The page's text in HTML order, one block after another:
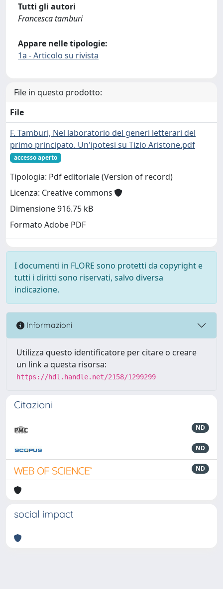
Tutti gli autori
Francesca tamburi
Appare nelle tipologie:
1a - Articolo su rivista
File in questo prodotto:
File
F. Tamburi, Nel laboratorio del generi letterari del
primo principato. Un'ipotesi su Tizio Aristone.pdf
accesso aperto
Tipologia: Pdf editoriale (Version of record)
Licenza: Creative commons
Dimensione 916.75 kB
Formato Adobe PDF
I documenti in FLORE sono protetti da copyright e
tutti i diritti sono riservati, salvo diversa
indicazione.
Informazioni
Utilizza questo identificatore per citare o creare
un link a questa risorsa:
https://hdl.handle.net/2158/1299299
Citazioni
ND
ND
ND
social impact